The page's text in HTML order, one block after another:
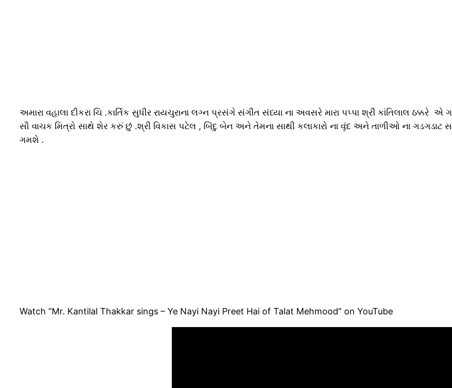
અમારા વહાલા દીકરા ચિ .કાર્તિક સુધીર રાયચુરાના લગ્ન પ્રસંગે સંગીત સંધ્યા ના અવસરે મારા પપ્પા શ્રી કાંતિલાલ
સૌ વાચક મિત્રો સાથે શેર કરું છું .શ્રી વિકાસ પટેલ , બિંદુ બેન અને તેમના સાથી કલાકારો ના વૃંદ અને તાળીઓ ના
ગમશે .
Watch “Mr. Kantilal Thakkar sings – Ye Nayi Nayi Preet Hai of Talat Mehmood‎” on YouTube